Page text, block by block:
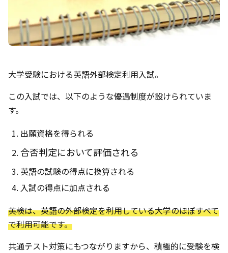
大学受験における英語外部検定利用入試。
この入試では、以下のような優遇制度が設けられていま
す。
出願資格を得られる
合否判定において評価される
英語の試験の得点に換算される
入試の得点に加点される
英検は、英語の外部検定を利用している大学のほぼすべて
で利用可能です。
共通テスト対策にもつながりますから、積極的に受験を検